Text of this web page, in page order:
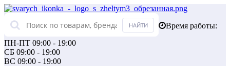
Время работы:
ПН-ПТ 09:00 - 19:00
СБ 09:00 - 19:00
ВС 09:00 - 19:00